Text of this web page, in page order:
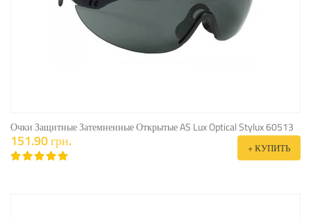
Очки Защитные Затемненные Открытые AS Lux Optical Stylux 60513
151.90 грн. + КУПИТЬ